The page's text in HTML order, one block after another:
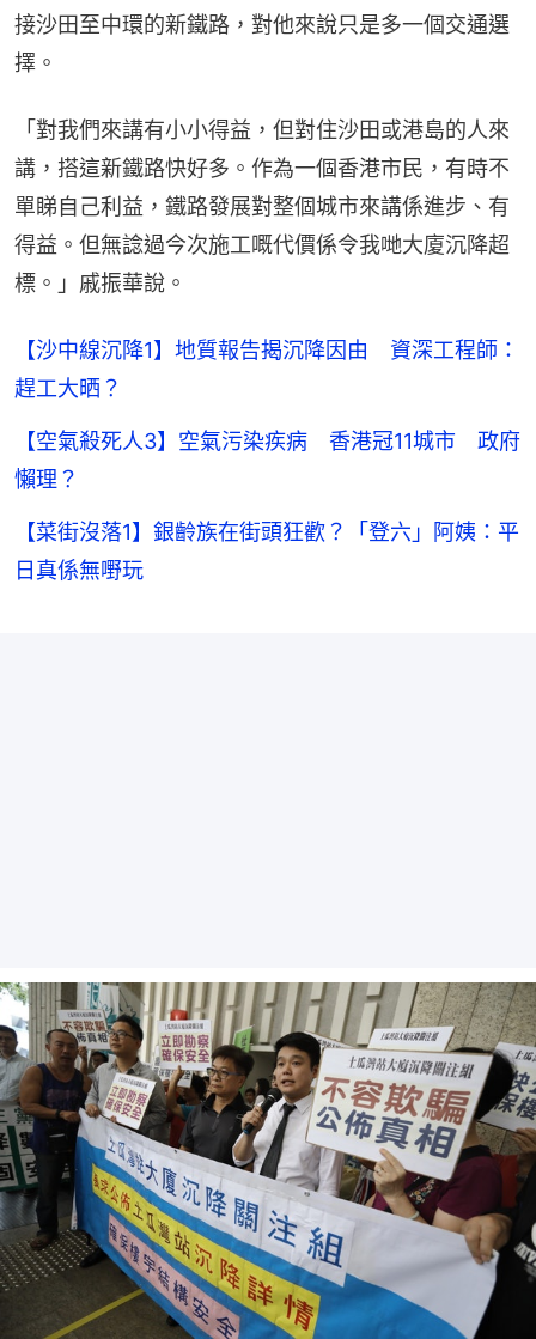
接沙田至中環的新鐵路，對他來說只是多一個交通選
擇。
「對我們來講有小小得益，但對住沙田或港島的人來
講，搭這新鐵路快好多。作為一個香港市民，有時不
單睇自己利益，鐵路發展對整個城市來講係進步、有
得益。但無諗過今次施工嘅代價係令我哋大廈沉降超
標。」戚振華說。
【沙中線沉降1】地質報告揭沉降因由 資深工程師：
趕工大晒？
【空氣殺死人3】空氣污染疾病 香港冠11城市 政府
懶理？
【菜街沒落1】銀齡族在街頭狂歡？「登六」阿姨：平
日真係無嘢玩